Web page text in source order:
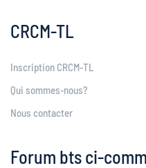
CRCM-TL
Inscription CRCM-TL
Qui sommes-nous?
Nous contacter
Forum bts ci-